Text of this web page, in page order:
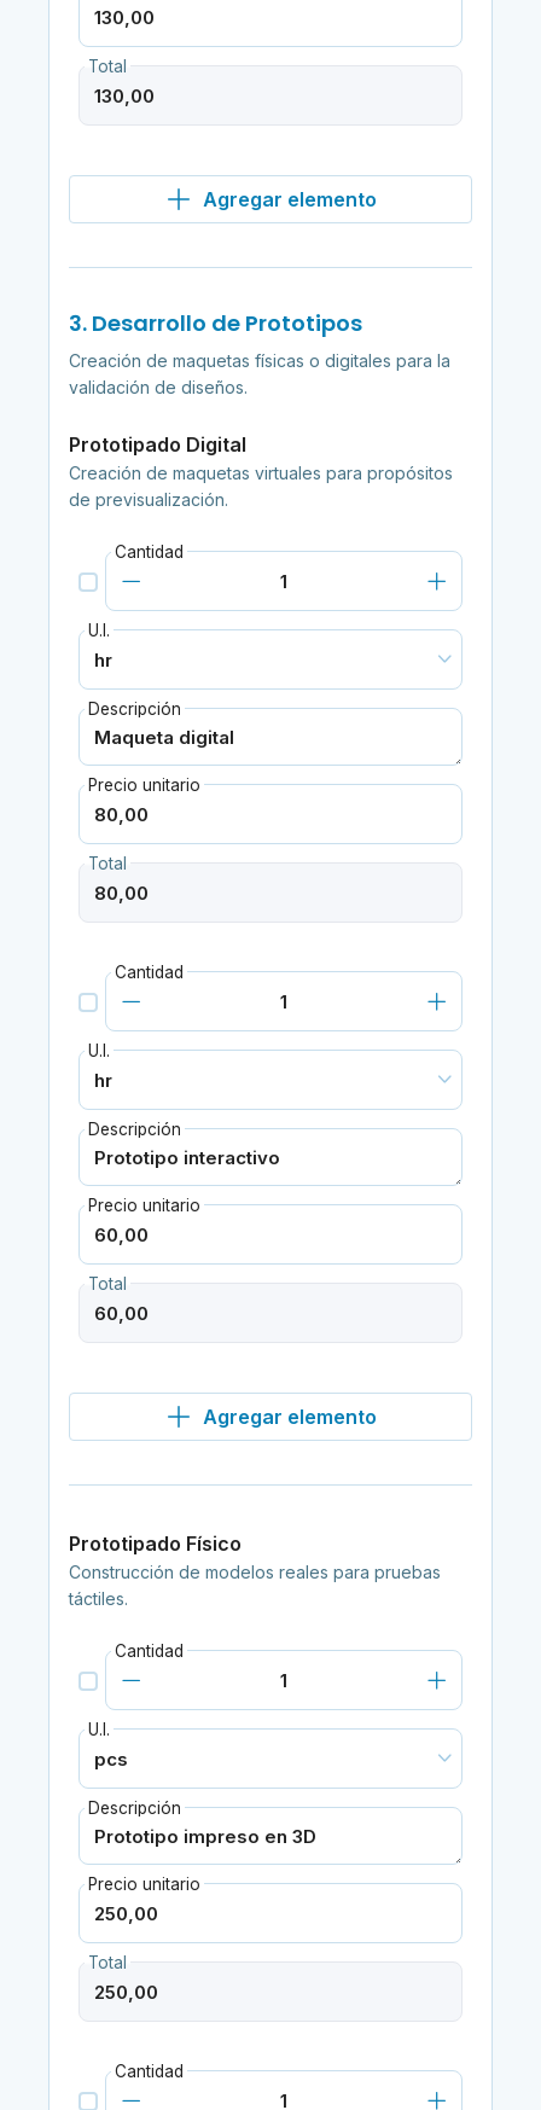
Total
Agregar elemento
3. Desarrollo de Prototipos
Creación de maquetas físicas o digitales para la
validación de diseños.
Prototipado Digital
Creación de maquetas virtuales para propósitos
de previsualización.
Cantidad
U.I.
Descripción
Precio unitario
Total
Cantidad
U.I.
Descripción
Precio unitario
Total
Agregar elemento
Prototipado Físico
Construcción de modelos reales para pruebas
táctiles.
Cantidad
U.I.
Descripción
Precio unitario
Total
Cantidad